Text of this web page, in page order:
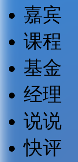
嘉宾
课程
基金
经理
说说
快评